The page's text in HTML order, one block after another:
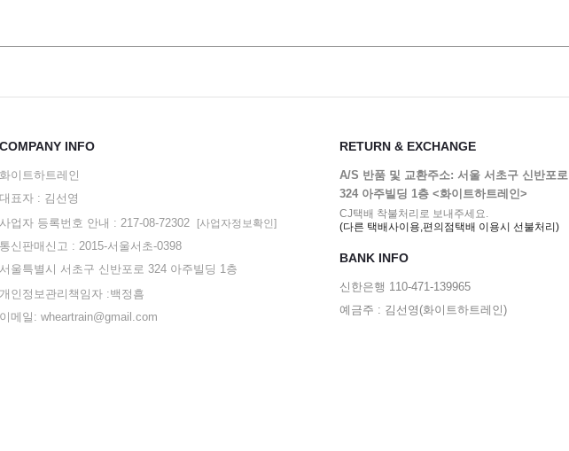
COMPANY INFO
화이트하트레인
대표자 : 김선영
사업자 등록번호 안내 : 217-08-72302
[사업자정보확인]
통신판매신고 : 2015-서울서초-0398
서울특별시 서초구 신반포로 324 아주빌딩 1층
개인정보관리책임자 :백정흠
이메일: wheartrain@gmail.com
RETURN & EXCHANGE
A/S 반품 및 교환주소: 서울 서초구 신반포로
324 아주빌딩 1층 <화이트하트레인>
CJ택배 착불처리로 보내주세요.
(다른 택배사이용,편의점택배 이용시 선불처리)
BANK INFO
신한은행 110-471-139965
예금주 : 김선영(화이트하트레인)